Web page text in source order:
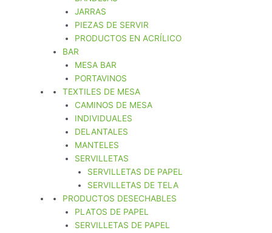
JARRAS
PIEZAS DE SERVIR
PRODUCTOS EN ACRÍLICO
BAR
MESA BAR
PORTAVINOS
TEXTILES DE MESA
CAMINOS DE MESA
INDIVIDUALES
DELANTALES
MANTELES
SERVILLETAS
SERVILLETAS DE PAPEL
SERVILLETAS DE TELA
PRODUCTOS DESECHABLES
PLATOS DE PAPEL
SERVILLETAS DE PAPEL